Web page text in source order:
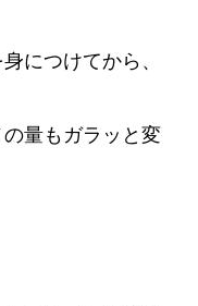
につけてから、
量もガラッと変